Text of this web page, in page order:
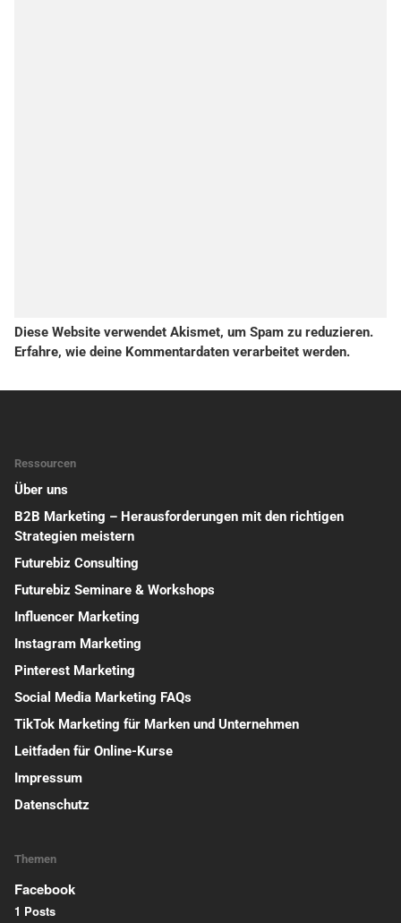
Diese Website verwendet Akismet, um Spam zu reduzieren.
Erfahre, wie deine Kommentardaten verarbeitet werden.
Ressourcen
Über uns
B2B Marketing – Herausforderungen mit den richtigen
Strategien meistern
Futurebiz Consulting
Futurebiz Seminare & Workshops
Influencer Marketing
Instagram Marketing
Pinterest Marketing
Social Media Marketing FAQs
TikTok Marketing für Marken und Unternehmen
Leitfaden für Online-Kurse
Impressum
Datenschutz
Themen
Facebook
1 Posts